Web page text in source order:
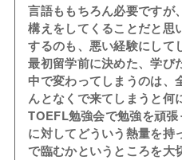
言語ももちろん必要ですが
構えをしてくることだと思
するのも、悪い経験にして
最初留学前に決めた、学び
中で変わってしまうのは、
んとなくで来てしまうと何
TOEFL勉強会で勉強を頑
に対してどういう熱量を持
で臨むかというところを大